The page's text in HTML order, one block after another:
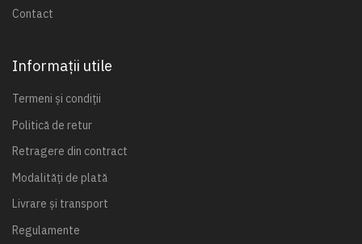
Contact
Informații utile
Termeni și condiții
Politică de retur
Retragere din contract
Modalități de plată
Livrare și transport
Regulamente